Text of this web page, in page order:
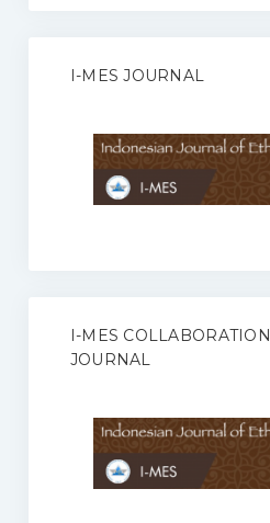
I-MES JOURNAL
I-MES COLLABORATION
JOURNAL